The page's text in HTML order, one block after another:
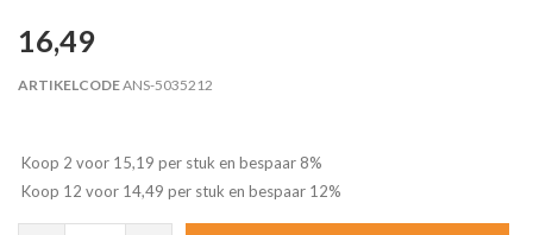
16,49
ARTIKELCODEANS-5035212
Koop 2 voor 15,19 per stuk en bespaar 8%
Koop 12 voor 14,49 per stuk en bespaar 12%